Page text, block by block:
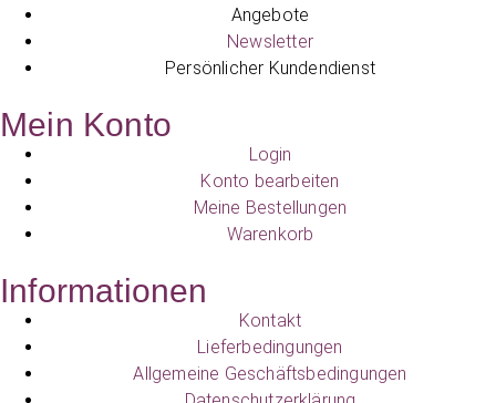
Angebote
Newsletter
Persönlicher Kundendienst
Mein Konto
Login
Konto bearbeiten
Meine Bestellungen
Warenkorb
Informationen
Kontakt
Lieferbedingungen
Allgemeine Geschäftsbedingungen